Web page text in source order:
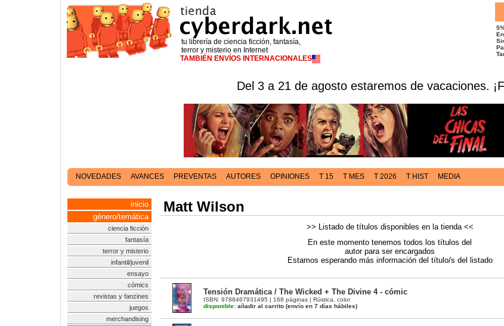
tu librería de ciencia ficción, fantasía,
terror y misterio en Internet
TAMBIÉN ENVÍOS INTERNACIONALES
Del 3 a 21 de agosto estaremos de vacaciones.
NOVEDADES AVANCES PREVENTAS AUTORES OPINIONES T 15 T MES T 2026 T HIST MEDIA
inicio
género/temática
ciencia ficción
fantasía
terror y misterio
infantil/juvenil
ensayo
cómics
revistas y fanzines
juegos
merchandising
Matt Wilson
>> Listado de títulos disponibles en la tienda <<
En este momento tenemos todos los títulos del
autor para ser encargados
Estamos esperando más información del título/s del listado
Tensión Dramática / The Wicked + The Divine 4 - cómic
ISBN: 9788467931495 | 168 páginas | Rústica, color
disponible: añadir al carrito (envío en 7 días hábiles)